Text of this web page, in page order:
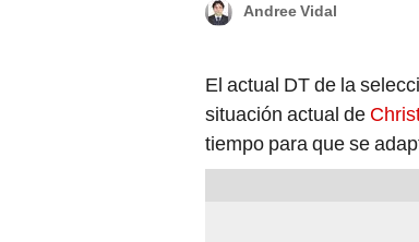
Andree Vidal
El actual DT de la
situación actual de
tiempo para que se